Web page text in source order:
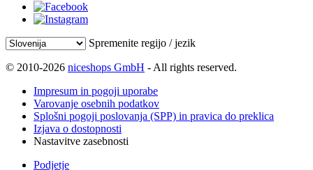
Spremenite regijo / jezik
© 2010-2026 niceshops GmbH - All rights reserved.
Impresum in pogoji uporabe
Varovanje osebnih podatkov
Splošni pogoji poslovanja (SPP) in pravica do preklica
Izjava o dostopnosti
Nastavitve zasebnosti
Podjetje